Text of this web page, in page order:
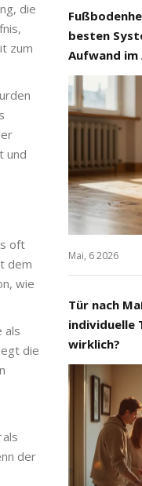
die
zum
und
oft
dem
wie
als
die
als
der
besten
Aufwand im
Mai, 6 2026
Tür nach
individuelle
wirklich?